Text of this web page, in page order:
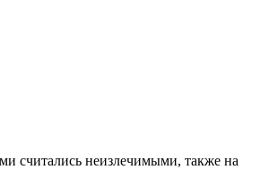
считались неизлечимыми, также на